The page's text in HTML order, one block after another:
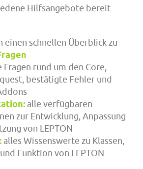
Hilfsangebote bereit
einen schnellen Überblick zu
Fragen rund um den Core,
bestätigte Fehler und
alle verfügbaren
zur Entwicklung, Anpassung
von LEPTON
alles Wissenswerte zu Klassen,
Funktion von LEPTON